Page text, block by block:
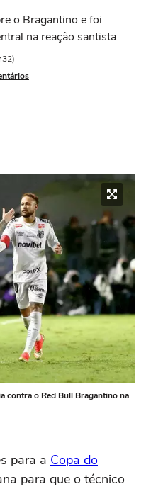
o Bragantino e foi
na reação santista
contra o Red Bull Bragantino na
para a Copa do
para que o técnico